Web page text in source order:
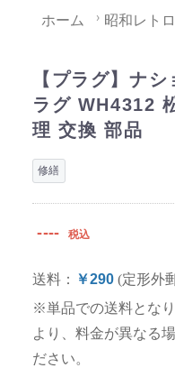
ホーム 昭和レトロ
【プラグ】ナ
ラグ WH4312
理 交換 部品
修繕
---- 税込
送料： ￥290 (定形外
※単品での送料とな
より、料金が異なる
ださい。